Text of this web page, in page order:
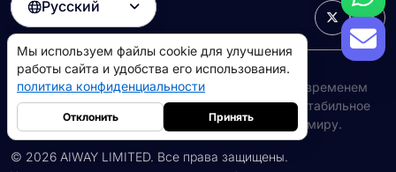
Русский 
У MaskProxy большая сеть быстрых
Ротация резидентных прокси
и ISP Прокси с временем
безотказной работы 99 %, обеспечивающие стабильное
высокоскоростное соединение по всему миру.
© 2026 AIWAY LIMITED. Все права защищены.
Мы используем файлы cookie для улучшения
работы сайта и удобства его использования.
политика конфиденциальности
Отклонить Принять